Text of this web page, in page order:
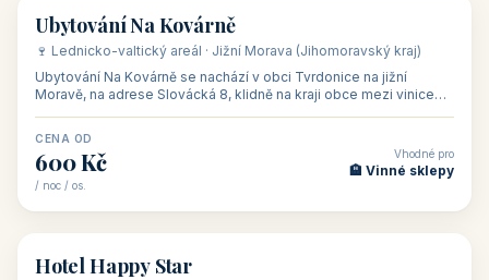
🏡 penzion
Ubytování Na Kovárně
🍷 Lednicko-valtický areál · Jižní Morava (Jihomoravský kraj)
Ubytování Na Kovárně se nachází v obci Tvrdonice na jižní
Moravě, na adrese Slovácká 8, klidně na kraji obce mezi vinicemi,
CENA OD
600 Kč
/ noc / os.
Vhodné pro
🏨 Vinné sklepy
🏨 hotel
Hotel Happy Star